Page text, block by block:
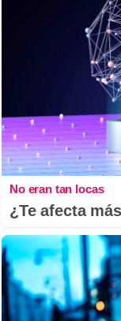
No eran tan locas
¿Te afecta